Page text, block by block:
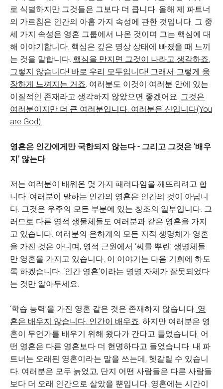
로 식별하지만 그것들은 그보다 더 큽니다. 올해 제 파트너
의 가르침은 인간의 아홉 가지 속성에 관한 것입니다. 그 중
세 가지 속성은 영혼 그룹에서 나온 것이며 그는 핵심에 대
해 이야기합니다. 핵심은 깊은 명상 상태에 빠졌을 때 느끼
는 것을 말합니다. 핵심을 만지면 그것이 나라고 생각하죠.
그렇지 않습니다! 바로 우리 모두입니다! 그래서 그렇게 웅
장하게 느껴지는 거죠. 여러분도 이것이 여러분 안에 있는
이질적인 존재라고 생각하지 않았으면 좋겠어요. 그것은
여러분이지만 더 큰 여러분입니다. 여러분은 신입니다(You
are God).
영혼은 인간에게만 국한되지 않는다 - 그리고 그것은 ‘배우
지’ 않는다
저는 여러분이 배워온 몇 가지 패러다임을 깨뜨리려고 합
니다. 여러분이 말하는 인간의 영혼은 인간의 것이 아닙니
다. 그것은 우주의 모든 부분에 있는 창조의 일부입니다. 그
러므로 다른 영적 생물체들도 여러분과 같은 영혼을 가지
고 있습니다. 여러분의 은하계의 모든 지적 생명체가 영혼
을 가진 것은 아니며, 영적 근원에서 ‘씨를 뿌린’ 생명체들
만 영혼을 가지고 있습니다. 이 이야기는 다음 기회에 하도
록 하겠습니다. ‘인간 영혼’이라는 명명 자체가 잘못되었다
는 것만 알아두세요.
‘학습 능력’을 가진 영혼 같은 것은 존재하지 않습니다. 영
혼은 배우지 않습니다. 인간이 배우죠. 하지만 여러분은 영
혼이 무언가를 배우기 위해 왔다가 간다고 들었습니다. 어
떤 영혼은 다른 영혼보다 더 현명하다고 들었습니다. 내 파
트너는 오래된 영혼이라는 말을 쓰는데, 헷갈릴 수 있습니
다. 여러분은 모두 늙었고, 단지 어떤 사람들은 다른 사람들
보다 더 오래 인간으로 살았을 뿐입니다. 영혼에는 시간이